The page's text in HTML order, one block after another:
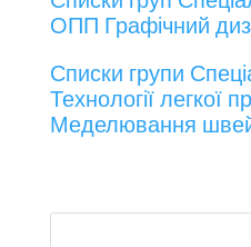
ОПП Графічний
Списки групи
Технології легкої
Меделювання